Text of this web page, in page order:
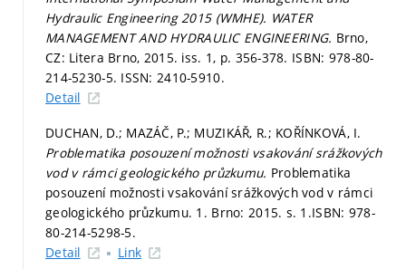
Hydraulic Engineering 2015 (WMHE). WATER
MANAGEMENT AND HYDRAULIC ENGINEERING. Brno,
CZ: Litera Brno, 2015. iss. 1, p. 356-378. ISBN: 978-80-
214-5230-5. ISSN: 2410-5910.
Detail
DUCHAN, D.; MAZÁČ, P.; MUZIKÁŘ, R.; KOŘÍNKOVÁ, I.
Problematika posouzení možnosti vsakování srážkových
vod v rámci geologického průzkumu. Problematika
posouzení možnosti vsakování srážkových vod v rámci
geologického průzkumu. 1. Brno: 2015. s. 1.ISBN: 978-
80-214-5298-5.
Detail
Link